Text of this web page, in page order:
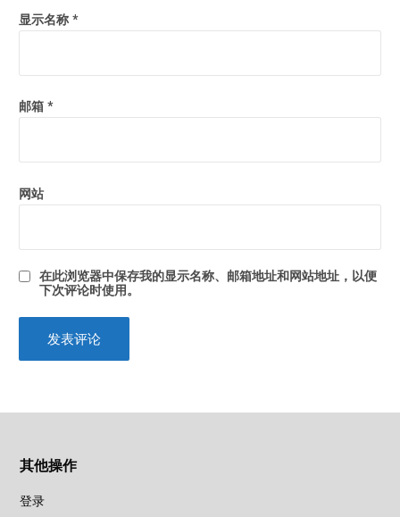
显示名称 *
邮箱 *
网站
在此浏览器中保存我的显示名称、邮箱地址和网站地址，以便
下次评论时使用。
其他操作
登录